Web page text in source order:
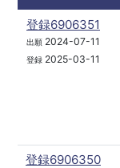
登録6906351
出願 2024-07-11
登録 2025-03-11
登録6906350